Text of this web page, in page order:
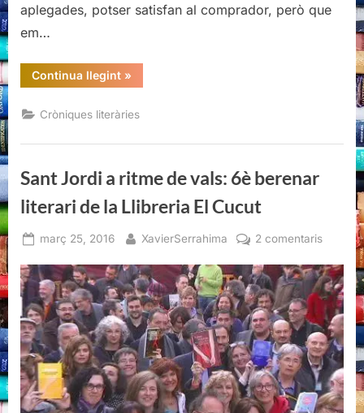
aplegades, potser satisfan al comprador, però que
em…
Continua llegint“Sant
Jordi
ritme
de
6è
de
la
Llibreria
El
»
Cròniques literàries
Sant Jordi a ritme de vals: 6è berenar
literari de la Llibreria El Cucut
Posted
març 25, 2016 By
XavierSerrahima 2 comentarisa
Jordi
a
ritme
de
vals:
6è
berenar
literari